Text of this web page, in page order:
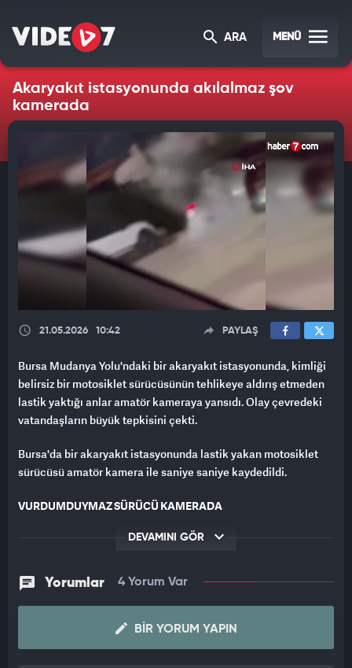
ARA MENÜ
Akaryakıt istasyonunda akılalmaz şov
kamerada
21.05.2026 10:42 PAYLAŞ
Bursa Mudanya Yolu'ndaki bir akaryakıt istasyonunda, kimliği
belirsiz bir motosiklet sürücüsünün tehlikeye aldırış etmeden
lastik yaktığı anlar amatör kameraya yansıdı. Olay çevredeki
vatandaşların büyük tepkisini çekti.
Bursa'da bir akaryakıt istasyonunda lastik yakan motosiklet
sürücüsü amatör kamera ile saniye saniye kaydedildi.
VURDUMDUYMAZ SÜRÜCÜ KAMERADA
Olay, Mudanya Yolu üzerinde bulunan bir akaryakıt
öğrenilemeyen motosiklet, bir anda lastik yakmaya başladı.
Vurdumduymaz sürücü, çıkardığı duman ve egzoz sesiyle
çevredeki vatandaşları rahatsız ederken, o anlar saniye saniye
amatör kamera ile kaydedildi.
DEVAMINI GÖR
Yorumlar 4 Yorum Var
BIR YORUM YAPIN